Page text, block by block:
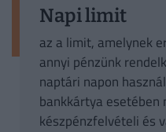
Napi limit
az a limit, amelynek
annyi pénzünk
naptári napon
bankkártya
készpénzfelvételi és